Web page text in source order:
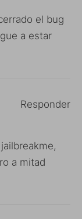
el bug
a estar
a mitad
Responder